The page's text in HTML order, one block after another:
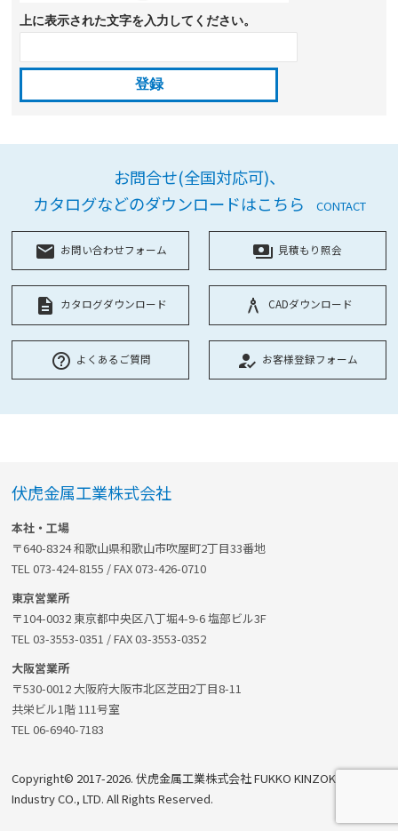
上に表示された文字を入力してください。
お問合せ(全国対応可)、
カタログなどのダウンロードはこちら
CONTACT
local_post_office お問い合わせフォーム payments 見積もり照会
description カタログダウンロード architecture CADダウンロード
help_outline よくあるご質問 how_to_reg お客様登録フォーム
伏虎金属工業株式会社
本社・工場
〒640-8324 和歌山県和歌山市吹屋町2丁目33番地
TEL 073-424-8155 / FAX 073-426-0710
東京営業所
〒104-0032 東京都中央区八丁堀4-9-6 塩部ビル3F
TEL 03-3553-0351 / FAX 03-3553-0352
大阪営業所
〒530-0012 大阪府大阪市北区芝田2丁目8-11
共栄ビル1階 111号室
TEL 06-6940-7183
Copyright© 2017-2026. 伏虎金属工業株式会社 FUKKO KINZOKU
Industry CO., LTD. All Rights Reserved.